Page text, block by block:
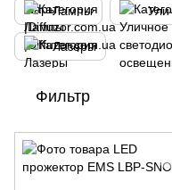
Лампы
Лазеры
Фильтр